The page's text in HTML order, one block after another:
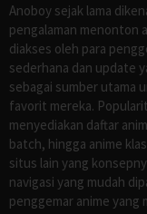
Anoboy sejak lama
pengalaman menonton
diakses oleh para
sederhana dan update
sebagai sumber utama
favorit mereka.
menyediakan daftar
batch, hingga anime
situs lain yang
navigasi yang mudah
penggemar anime yang